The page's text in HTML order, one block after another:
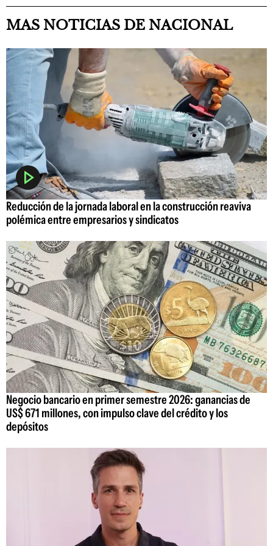
MAS NOTICIAS DE NACIONAL
Reducción de la jornada laboral en la construcción reaviva
polémica entre empresarios y sindicatos
Negocio bancario en primer semestre 2026: ganancias de
US$ 671 millones, con impulso clave del crédito y los
depósitos